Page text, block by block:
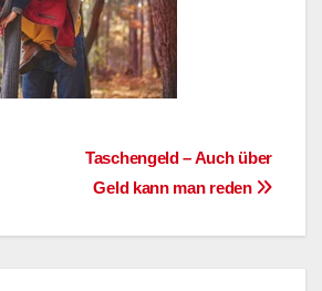
Taschengeld – Auch über
Geld kann man reden